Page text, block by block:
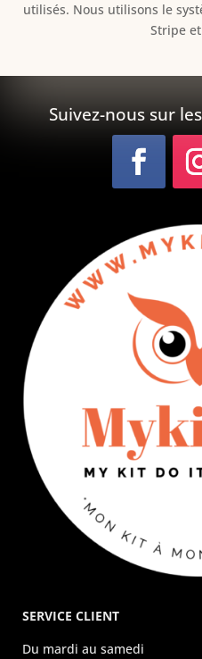
utilisés. Nous utilisons le
Stripe
Suivez-nous sur
SERVICE CLIENT
Du mardi au samedi